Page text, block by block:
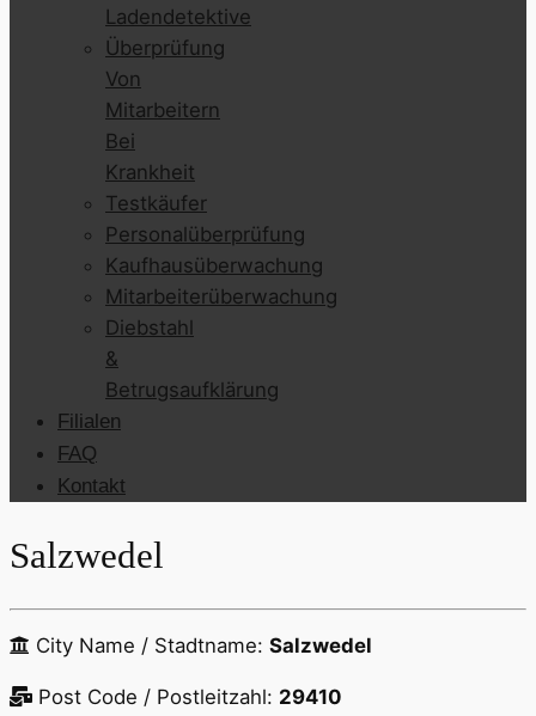
Ladendetektive
Überprüfung
Von
Mitarbeitern
Bei
Krankheit
Testkäufer
Personalüberprüfung
Kaufhausüberwachung
Mitarbeiterüberwachung
Diebstahl
&
Betrugsaufklärung
Filialen
FAQ
Kontakt
Salzwedel
City Name / Stadtname: Salzwedel
Post Code / Postleitzahl: 29410